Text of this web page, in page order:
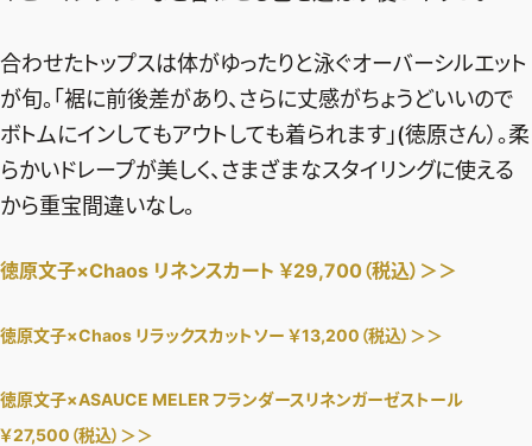
SHOPPING
エクラプレミアム通販
売れ筋ランキング
エクラ限定アイテム
FOLLOW US
合わせたトップスは体がゆったりと泳ぐオーバーシルエット
が旬。「裾に前後差があり、さらに丈感がちょうどいいので
ボトムにインしてもアウトしても着られます」(徳原さん）。柔
らかいドレープが美しく、さまざまなスタイリングに使える
から重宝間違いなし。
徳原文子×Chaos リネンスカート ￥29,700（税込）＞＞
徳原文子×Chaos リラックスカットソー ￥13,200（税込）＞＞
徳原文子×ASAUCE MELER フランダースリネンガーゼストール
￥27,500（税込）＞＞